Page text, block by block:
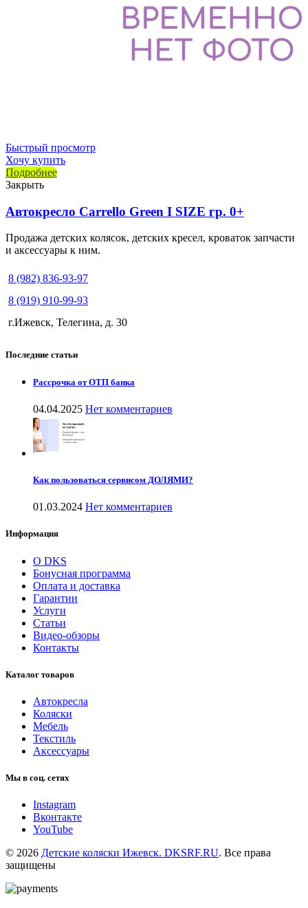
Быстрый просмотр
Хочу купить
Подробнее
Закрыть
Автокресло Carrello Green I SIZE гр. 0+
Продажа детских колясок, детских кресел, кроваток запчасти
и аксессуары к ним.
8 (982) 836-93-97
8 (919) 910-99-93
г.Ижевск, Телегина, д. 30
Последние статьи
Рассрочка от ОТП банка
04.04.2025 Нет комментариев
Как пользоваться сервисом ДОЛЯМИ?
01.03.2024 Нет комментариев
Информация
О DKS
Бонусная программа
Оплата и доставка
Гарантии
Услуги
Статьи
Видео-обзоры
Контакты
Каталог товаров
Автокресла
Коляски
Мебель
Текстиль
Аксессуары
Мы в соц. сетях
Instagram
Вконтакте
YouTube
© 2026 Детские коляски Ижевск. DKSRF.RU. Все права
защищены